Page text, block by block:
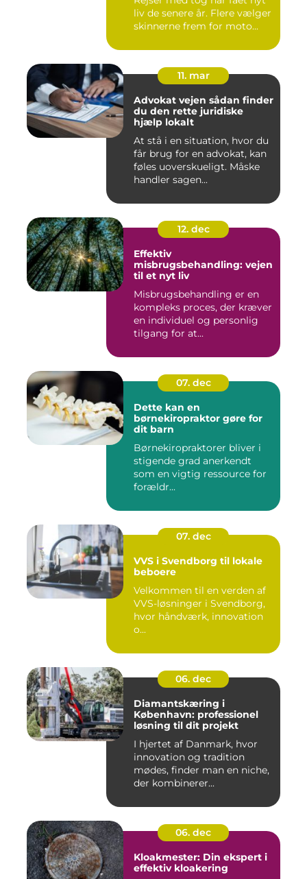
liv de senere år. Flere vælger
skinnerne frem for moto...
11. mar
Advokat vejen sådan finder
du den rette juridiske
hjælp lokalt
At stå i en situation, hvor du
får brug for en advokat, kan
føles uoverskueligt. Måske
handler sagen...
12. dec
Effektiv
misbrugsbehandling: vejen
til et nyt liv
Misbrugsbehandling er en
kompleks proces, der kræver
en individuel og personlig
tilgang for at...
07. dec
Dette kan en
børnekiropraktor gøre for
dit barn
Børnekiropraktorer bliver i
stigende grad anerkendt
som en vigtig ressource for
forældr...
07. dec
VVS i Svendborg til lokale
beboere
Velkommen til en verden af
VVS-løsninger i Svendborg,
hvor håndværk, innovation
o...
06. dec
Diamantskæring i
København: professionel
løsning til dit projekt
I hjertet af Danmark, hvor
innovation og tradition
mødes, finder man en niche,
der kombinerer...
06. dec
Kloakmester: Din ekspert i
effektiv kloakering